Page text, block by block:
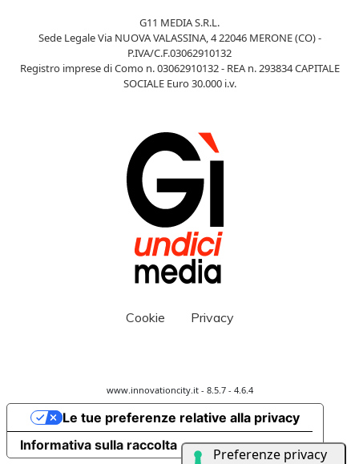
G11 MEDIA S.R.L.
Sede Legale Via NUOVA VALASSINA, 4 22046 MERONE (CO) -
P.IVA/C.F.03062910132
Registro imprese di Como n. 03062910132 - REA n. 293834 CAPITALE
SOCIALE Euro 30.000 i.v.
Cookie Privacy
www.innovationcity.it - 8.5.7 - 4.6.4
Informativa sulla raccolta
Le tue preferenze relative alla privacy